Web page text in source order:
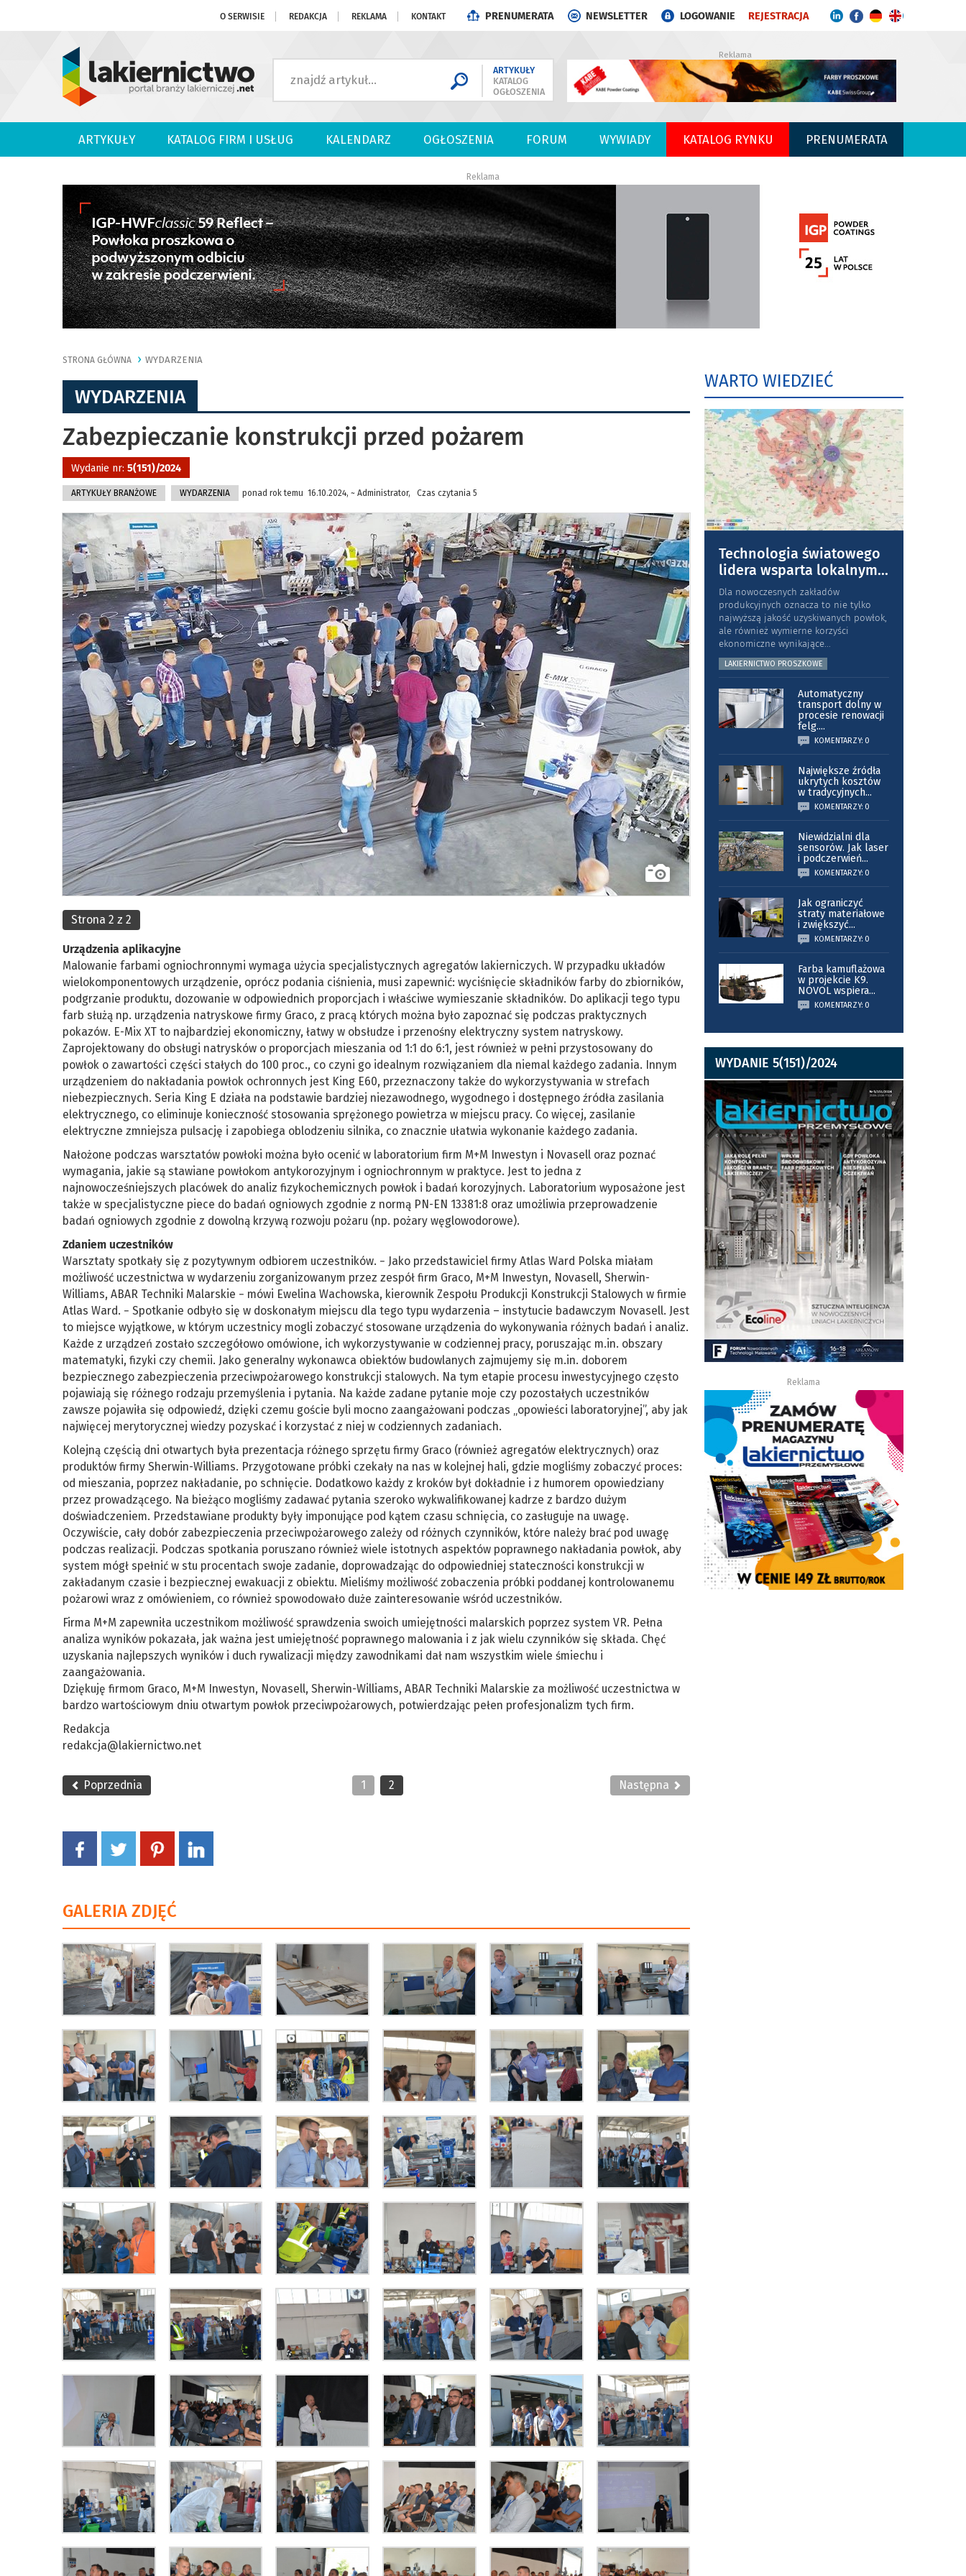
O SERWISIE REDAKCJA REKLAMA KONTAKT PRENUMERATA NEWSLETTER LOGOWANIE REJESTRACJA
ARTYKUŁY
KATALOG
OGŁOSZENIA
Reklama
ARTYKUŁY KATALOG FIRM I USŁUG KALENDARZ OGŁOSZENIA FORUM WYWIADY KATALOG RYNKU PRENUMERATA
Reklama
STRONA GŁÓWNA WYDARZENIA
WYDARZENIA
Zabezpieczanie konstrukcji przed pożarem
Wydanie nr: 5(151)/2024
ARTYKUŁY BRANŻOWE WYDARZENIA ponad rok temu 16.10.2024, ~ Administrator, Czas czytania 5
Strona 2 z 2
Urządzenia aplikacyjne
Malowanie farbami ogniochronnymi wymaga użycia specjalistycznych agregatów lakierniczych. W przypadku układów
wielokomponentowych urządzenie, oprócz podania ciśnienia, musi zapewnić: wyciśnięcie składników farby do zbiorników,
podgrzanie produktu, dozowanie w odpowiednich proporcjach i właściwe wymieszanie składników. Do aplikacji tego typu
farb służą np. urządzenia natryskowe firmy Graco, z pracą których można było zapoznać się podczas praktycznych
pokazów. E-Mix XT to najbardziej ekonomiczny, łatwy w obsłudze i przenośny elektryczny system natryskowy.
Zaprojektowany do obsługi natrysków o proporcjach mieszania od 1:1 do 6:1, jest również w pełni przystosowany do
powłok o zawartości części stałych do 100 proc., co czyni go idealnym rozwiązaniem dla niemal każdego zadania. Innym
urządzeniem do nakładania powłok ochronnych jest King E60, przeznaczony także do wykorzystywania w strefach
niebezpiecznych. Seria King E działa na podstawie bardziej niezawodnego, wygodnego i dostępnego źródła zasilania
elektrycznego, co eliminuje konieczność stosowania sprężonego powietrza w miejscu pracy. Co więcej, zasilanie
elektryczne zmniejsza pulsację i zapobiega oblodzeniu silnika, co znacznie ułatwia wykonanie każdego zadania.
Nałożone podczas warsztatów powłoki można było ocenić w laboratorium firm M+M Inwestyn i Novasell oraz poznać
wymagania, jakie są stawiane powłokom antykorozyjnym i ogniochronnym w praktyce. Jest to jedna z
najnowocześniejszych placówek do analiz fizykochemicznych powłok i badań korozyjnych. Laboratorium wyposażone jest
także w specjalistyczne piece do badań ogniowych zgodnie z normą PN-EN 13381:8 oraz umożliwia przeprowadzenie
badań ogniowych zgodnie z dowolną krzywą rozwoju pożaru (np. pożary węglowodorowe).
Zdaniem uczestników
Warsztaty spotkały się z pozytywnym odbiorem uczestników. − Jako przedstawiciel firmy Atlas Ward Polska miałam
możliwość uczestnictwa w wydarzeniu zorganizowanym przez zespół firm Graco, M+M Inwestyn, Novasell, Sherwin-
Williams, ABAR Techniki Malarskie − mówi Ewelina Wachowska, kierownik Zespołu Produkcji Konstrukcji Stalowych w firmie
Atlas Ward. − Spotkanie odbyło się w doskonałym miejscu dla tego typu wydarzenia – instytucie badawczym Novasell. Jest
to miejsce wyjątkowe, w którym uczestnicy mogli zobaczyć stosowane urządzenia do wykonywania różnych badań i analiz.
Każde z urządzeń zostało szczegółowo omówione, ich wykorzystywanie w codziennej pracy, poruszając m.in. obszary
matematyki, fizyki czy chemii. Jako generalny wykonawca obiektów budowlanych zajmujemy się m.in. doborem
bezpiecznego zabezpieczenia przeciwpożarowego konstrukcji stalowych. Na tym etapie procesu inwestycyjnego często
pojawiają się różnego rodzaju przemyślenia i pytania. Na każde zadane pytanie moje czy pozostałych uczestników
zawsze pojawiła się odpowiedź, dzięki czemu goście byli mocno zaangażowani podczas „opowieści laboratoryjnej”, aby jak
najwięcej merytorycznej wiedzy pozyskać i korzystać z niej w codziennych zadaniach.
Kolejną częścią dni otwartych była prezentacja różnego sprzętu firmy Graco (również agregatów elektrycznych) oraz
produktów firmy Sherwin-Williams. Przygotowane próbki czekały na nas w kolejnej hali, gdzie mogliśmy zobaczyć proces:
od mieszania, poprzez nakładanie, po schnięcie. Dodatkowo każdy z kroków był dokładnie i z humorem opowiedziany
przez prowadzącego. Na bieżąco mogliśmy zadawać pytania szeroko wykwalifikowanej kadrze z bardzo dużym
doświadczeniem. Przedstawiane produkty były imponujące pod kątem czasu schnięcia, co zasługuje na uwagę.
Oczywiście, cały dobór zabezpieczenia przeciwpożarowego zależy od różnych czynników, które należy brać pod uwagę
podczas realizacji. Podczas spotkania poruszano również wiele istotnych aspektów poprawnego nakładania powłok, aby
system mógł spełnić w stu procentach swoje zadanie, doprowadzając do odpowiedniej stateczności konstrukcji w
zakładanym czasie i bezpiecznej ewakuacji z obiektu. Mieliśmy możliwość zobaczenia próbki poddanej kontrolowanemu
pożarowi wraz z omówieniem, co również spowodowało duże zainteresowanie wśród uczestników.
Firma M+M zapewniła uczestnikom możliwość sprawdzenia swoich umiejętności malarskich poprzez system VR. Pełna
analiza wyników pokazała, jak ważna jest umiejętność poprawnego malowania i z jak wielu czynników się składa. Chęć
uzyskania najlepszych wyników i duch rywalizacji między zawodnikami dał nam wszystkim wiele śmiechu i
zaangażowania.
Dziękuję firmom Graco, M+M Inwestyn, Novasell, Sherwin-Williams, ABAR Techniki Malarskie za możliwość uczestnictwa w
bardzo wartościowym dniu otwartym powłok przeciwpożarowych, potwierdzając pełen profesjonalizm tych firm.
Redakcja
redakcja@lakiernictwo.net
Poprzednia 1 2 Następna
GALERIA ZDJĘĆ
WARTO WIEDZIEĆ
Technologia światowego
lidera wsparta lokalnym...
Dla nowoczesnych zakładów
produkcyjnych oznacza to nie tylko
najwyższą jakość uzyskiwanych powłok,
ale również wymierne korzyści
ekonomiczne wynikające...
LAKIERNICTWO PROSZKOWE
Automatyczny
transport dolny w
procesie renowacji
felg....
KOMENTARZY: 0
Największe źródła
ukrytych kosztów
w tradycyjnych...
KOMENTARZY: 0
Niewidzialni dla
sensorów. Jak laser
i podczerwień...
KOMENTARZY: 0
Jak ograniczyć
straty materiałowe
i zwiększyć...
KOMENTARZY: 0
Farba kamuflażowa
w projekcie K9.
NOVOL wspiera...
KOMENTARZY: 0
WYDANIE 5(151)/2024
Reklama